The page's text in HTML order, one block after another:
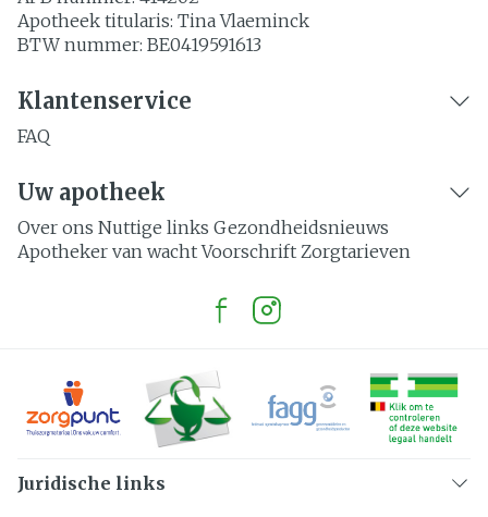
Apotheek titularis: Tina Vlaeminck
BTW nummer: BE0419591613
Klantenservice
FAQ
Uw apotheek
Over ons Nuttige links Gezondheidsnieuws
Apotheker van wacht Voorschrift Zorgtarieven
Juridische links